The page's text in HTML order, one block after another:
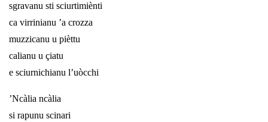
sgravanu sti sciurtimiènti
ca virrinianu ’a crozza
muzzicanu u pièttu
calianu u çiatu
e sciurnichianu l’uòcchi
’Ncàlia ncàlia
si rapunu scinari